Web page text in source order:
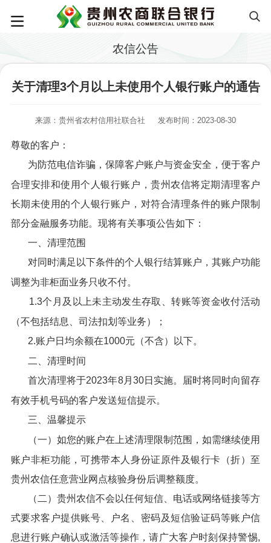
农信公告
关于清理3个月以上未使用个人银行账户的通告
来源：贵州省农村信用社联合社 发布时间：2023-08-30
尊敬的客户：
为防范电信诈骗，保障客户账户与资金安全，便于客户
合理安排和使用个人银行账户，贵州农信将定期清理客户
长期未使用的个人银行账户，对符合清理条件的账户限制
部分金融服务功能。现将有关事项公告如下：
一、清理范围
对同时满足以下条件的个人银行结算账户，其账户功能
调整为非柜面业务只收不付。
1.3个月及以上未主动发生存取、转账等资金收付活动
（不包括结息、司法扣划等业务）；
2.账户日均余额在1000元（不含）以下。
二、清理时间
首次清理将于2023年8月30日实施。届时将同时向留存
有效手机号码的客户发送短信提示。
三、温馨提示
（一）如您的账户在上述清理限制范围，如需继续使用
账户非柜功能，可携带本人身份证原件及银行卡（折）至
贵州农信任意营业网点核验身份后调整额度。
（二）贵州农信不会以任何短信、电话或网络链接等方
式要求客户提供账号、户名、密码及短信验证码等账户信
息进行账户确认或激活等操作，请广大客户时刻保持警惕,